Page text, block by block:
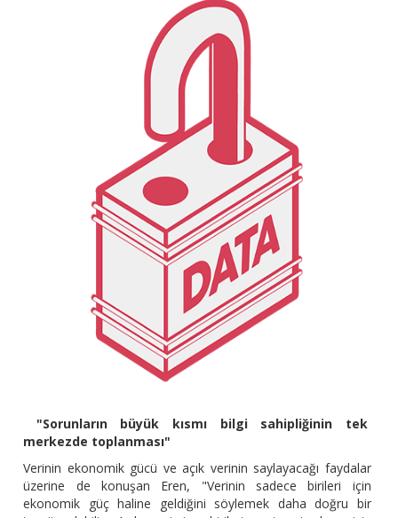
"Sorunların büyük kısmı bilgi sahipliğinin tek
merkezde toplanması"
Verinin ekonomik gücü ve açık verinin saylayacağı faydalar
üzerine de konuşan Eren, "Verinin sadece birileri için
ekonomik güç haline geldiğini söylemek daha doğru bir